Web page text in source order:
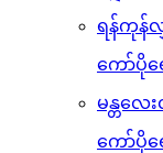
ရန်ကုန်လ
ကော်ပိုရ
မန္တလေ
ကော်ပိုရ